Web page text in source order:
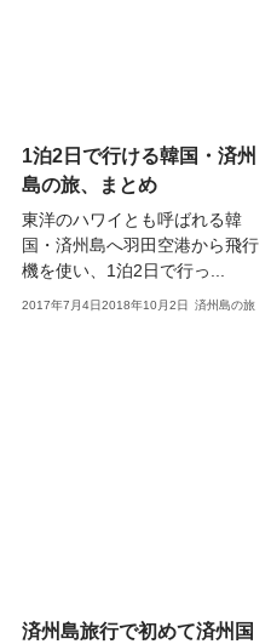
1泊2日で行ける韓国・済州
島の旅、まとめ
東洋のハワイとも呼ばれる韓
国・済州島へ羽田空港から飛行
機を使い、1泊2日で行っ...
2017年7月4日2018年10月2日 済州島の旅
済州島旅行で初めて済州国